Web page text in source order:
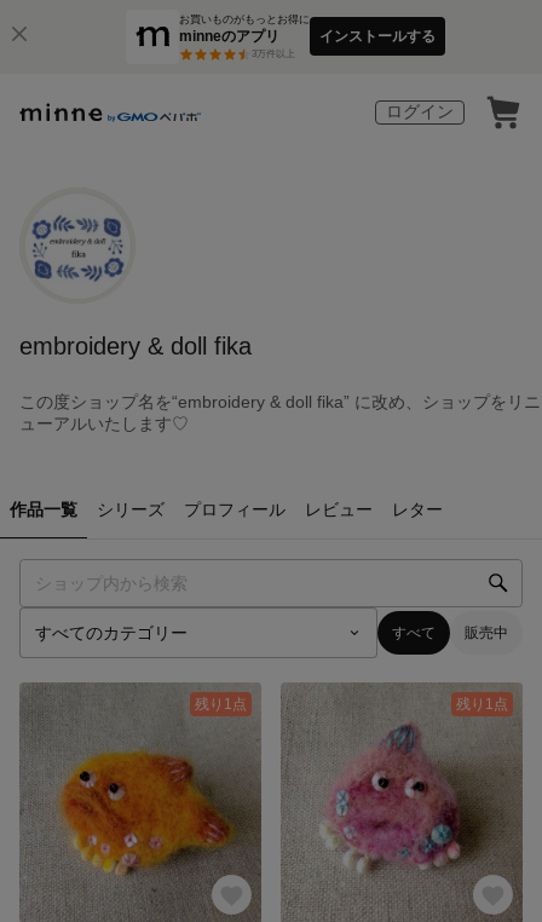
お買いものがもっとお得に
minneのアプリ
3万件以上
インストールする
ログイン
embroidery & doll fika
この度ショップ名を“embroidery & doll fika” に改め、ショップをリニ
ューアルいたします♡
作品一覧 シリーズ プロフィール レビュー レター
すべて 販売中
残り1点 残り1点